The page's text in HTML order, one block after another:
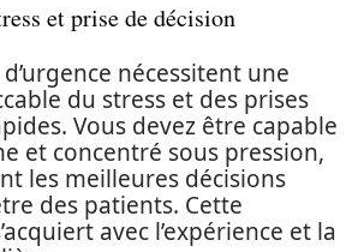
et prise de décision
nécessitent une
du stress et des prises
Vous devez être capable
et concentré sous pression,
les meilleures décisions
des patients. Cette
avec l’expérience et la